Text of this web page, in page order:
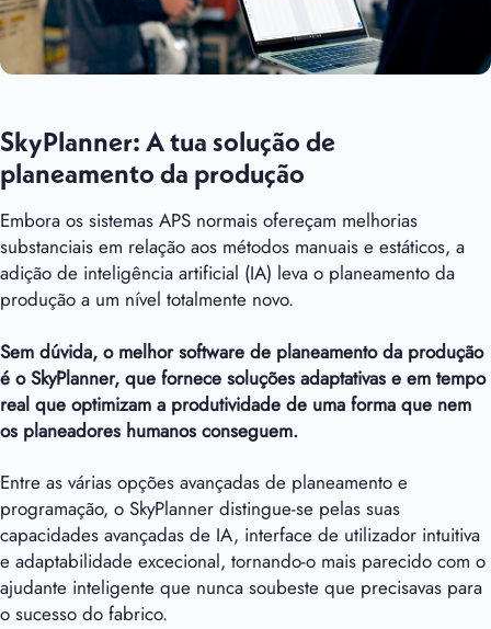
SkyPlanner: A tua solução de
planeamento da produção
Embora os sistemas APS normais ofereçam melhorias
substanciais em relação aos métodos manuais e estáticos, a
adição de inteligência artificial (IA) leva o planeamento da
produção a um nível totalmente novo.
Sem dúvida, o melhor software de planeamento da produção
é o SkyPlanner, que fornece soluções adaptativas e em tempo
real que optimizam a produtividade de uma forma que nem
os planeadores humanos conseguem.
Entre as várias opções avançadas de planeamento e
programação, o SkyPlanner distingue-se pelas suas
capacidades avançadas de IA, interface de utilizador intuitiva
e adaptabilidade excecional, tornando-o mais parecido com o
ajudante inteligente que nunca soubeste que precisavas para
o sucesso do fabrico.